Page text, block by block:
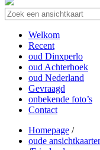
Welkom
Recent
oud Dinxperlo
oud Achterhoek
oud Nederland
Gevraagd
onbekende foto’s
Contact
Homepage /
oude